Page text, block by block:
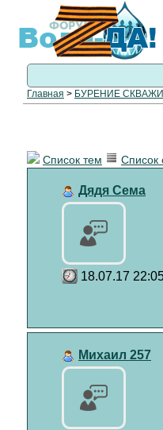
Главная > БУРЕНИЕ
Список тем
Список
Дядя Сема
18.07.17
Михаил 257